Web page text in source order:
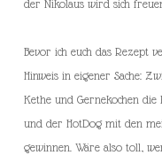
der Nikolaus wird sich
Bevor ich euch das Rezept
Hinweis in eigener Sache:
Kethe und Gernekochen die
und der HotDog mit den
gewinnen. Wäre also toll,